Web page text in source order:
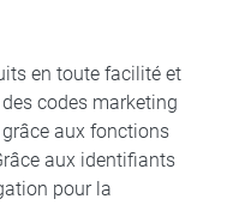
en toute facilité et
codes marketing
aux fonctions
aux identifiants
pour la